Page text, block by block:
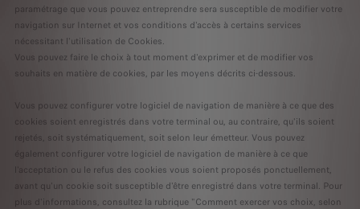
paramétrage que vous pouvez entreprendre sera susceptible de modifier votre
navigation sur Internet et vos conditions d'accès à certains services
nécessitant l'utilisation de Cookies.
Vous pouvez faire le choix à tout moment d'exprimer et de modifier vos
souhaits en matière de cookies, par les moyens décrits ci-dessous.
Vous pouvez configurer votre logiciel de navigation de manière à ce que des
cookies soient enregistrés dans votre terminal ou, au contraire, qu'ils soient
rejetés, soit systématiquement, soit selon leur émetteur. Vous pouvez
également configurer votre logiciel de navigation de manière à ce que
l'acceptation ou le refus des cookies vous soient proposés ponctuellement,
avant qu'un cookie soit susceptible d'être enregistré dans votre terminal. Pour
plus d'informations, consultez la rubrique "Comment exercer vos choix, selon